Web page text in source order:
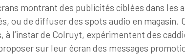
montrant des publicités ciblées dans les
ou de diffuser des spots audio en magasin.
l’instar de Colruyt, expérimentent des
sur leur écran des messages